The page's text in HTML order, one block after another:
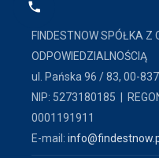
FINDESTNOW SPÓŁKA Z
ODPOWIEDZIALNOŚCIĄ
ul. Pańska 96 / 83, 00-
NIP: 5273180185 |
0001191911
E-mail: